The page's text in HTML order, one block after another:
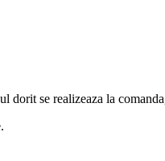
dorit se realizeaza la